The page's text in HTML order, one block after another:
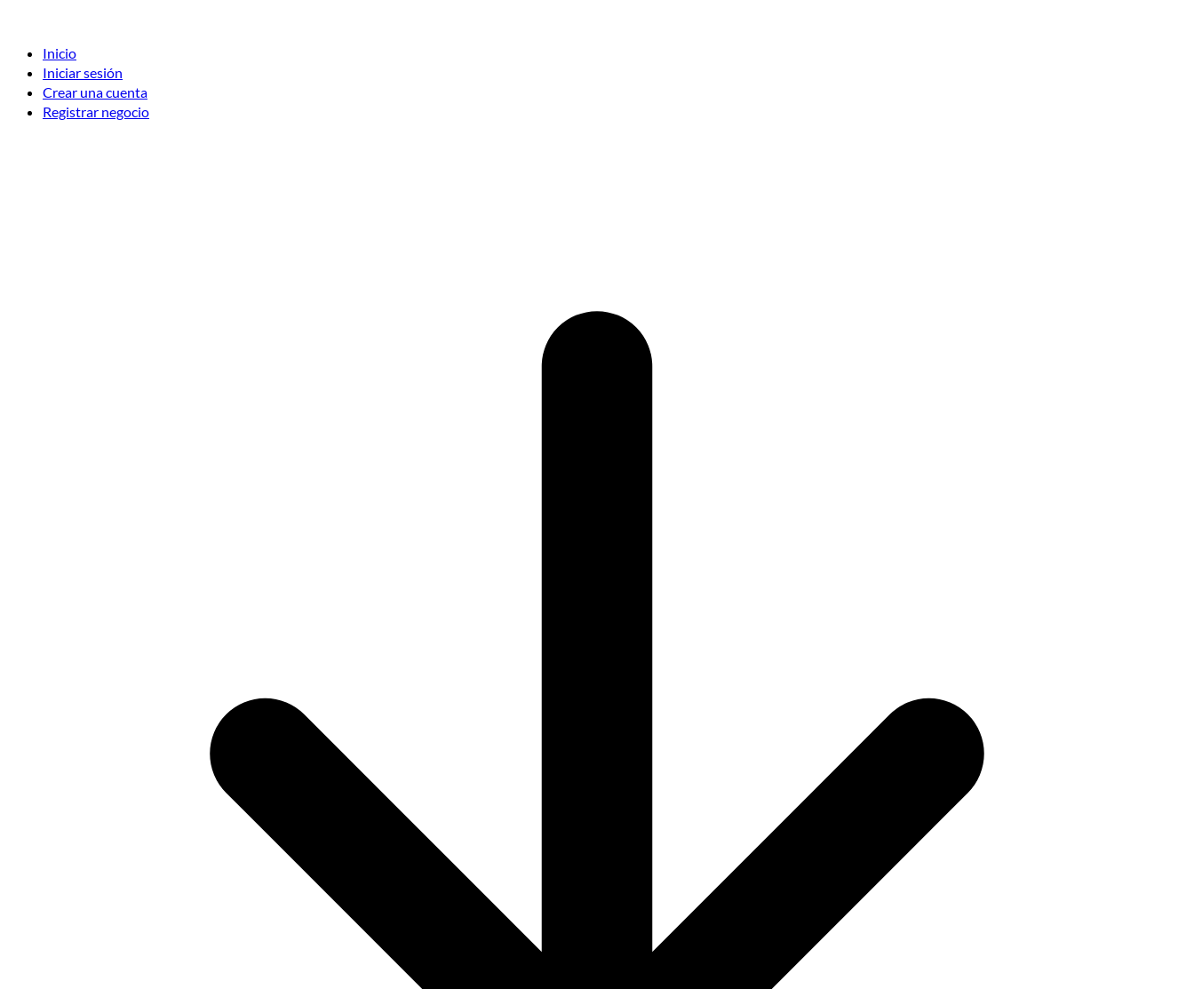
Inicio
Iniciar sesión
Crear una cuenta
Registrar negocio